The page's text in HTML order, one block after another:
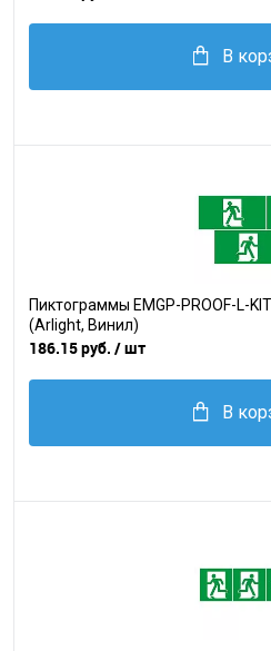
В
Пиктограммы EMGP-PROOF-L-
(Arlight, Винил)
186.15 руб. / шт
В